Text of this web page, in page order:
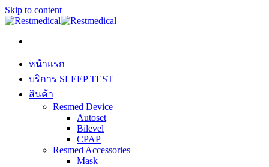
Skip to content
หน้าแรก
บริการ SLEEP TEST
สินค้า
Resmed Device
Autoset
Bilevel
CPAP
Resmed Accessories
Mask